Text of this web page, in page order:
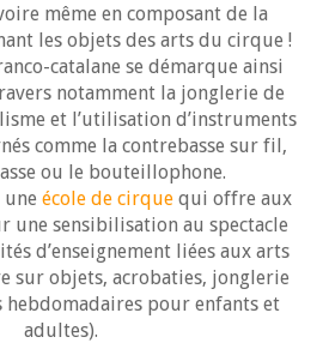
même en composant de la
les objets des arts du cirque !
catalane se démarque ainsi
notamment la jonglerie de
et l’utilisation d’instruments
comme la contrebasse sur fil,
ou le bouteillophone.
une école de cirquequi offre aux
une sensibilisation au spectacle
d’enseignement liées aux arts
sur objets, acrobaties, jonglerie
hebdomadaires pour enfants et
adultes).